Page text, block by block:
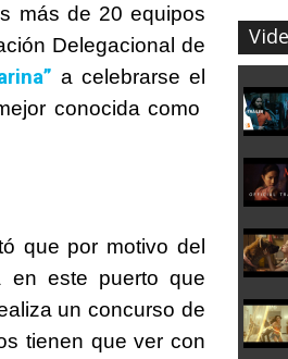
más de 20 equipos
Delegacional de
a celebrarse el
conocida como
que por motivo del
en este puerto que
un concurso de
tienen que ver con